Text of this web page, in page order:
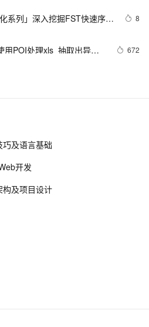
系列」深入挖掘FST快速序列
8
用POI处理xls  抽取出异常
672
数据共享 和 Runnable实
参数实现参数的传递
考手册
及语言基础
开发
及项目设计